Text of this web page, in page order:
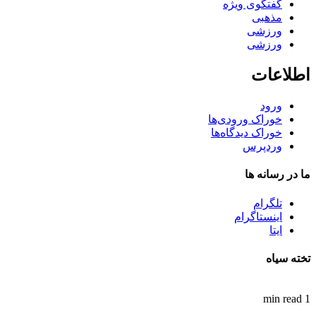
گفتگوی ویژه
مذهبی
ورزشی
ورزشی
اطلاعات
ورود
خوراک ورودی‌ها
خوراک دیدگاه‌ها
وردپرس
ما در رسانه ها
تلگرام
اینستاگرام
ایتا
تخته سیاه
1 min read